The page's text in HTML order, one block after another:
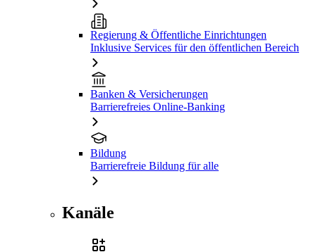
Regierung & Öffentliche Einrichtungen
Inklusive Services für den öffentlichen Bereich
Banken & Versicherungen
Barrierefreies Online-Banking
Bildung
Barrierefreie Bildung für alle
Kanäle